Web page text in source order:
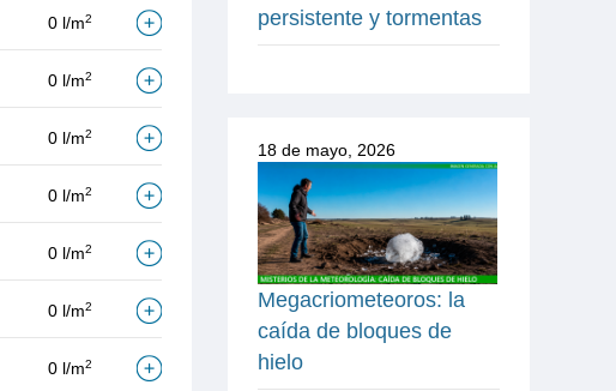
0 l/m2
0 l/m2
0 l/m2
0 l/m2
0 l/m2
0 l/m2
0 l/m2
persistente y tormentas
18 de mayo, 2026
Megacriometeoros: la
caída de bloques de
hielo